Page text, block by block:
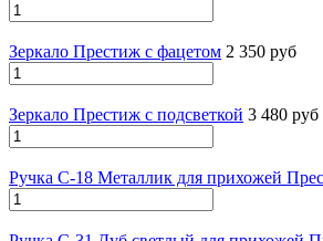
Зеркало Престиж с фацетом 2 350 руб
Зеркало Престиж с подсветкой 3 480 руб
Ручка С-18 Металлик для прихожей